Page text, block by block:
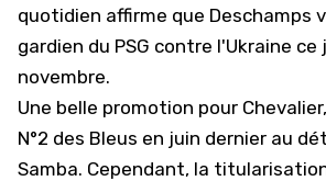
quotidien affirme que Deschamps
gardien du PSG contre l'Ukraine ce
novembre.
Une belle promotion pour
N°2 des Bleus en juin dernier au
Samba. Cependant, la